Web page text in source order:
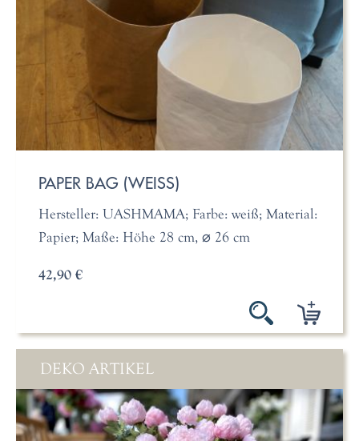
PAPER BAG (WEISS)
Hersteller: UASHMAMA; Farbe: weiß; Material:
Papier; Maße: Höhe 28 cm, ⌀ 26 cm
42,90 €
DEKO ARTIKEL